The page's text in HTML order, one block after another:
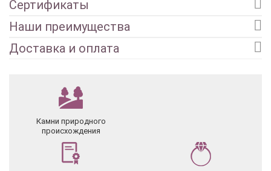
Сертификаты
Наши преимущества
Доставка и оплата
Камни природного
происхождения